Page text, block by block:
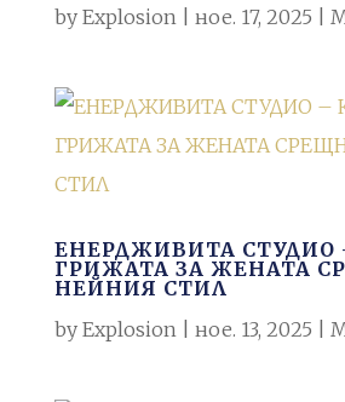
by Explosion| ное. 17, 2025
ЕНЕРДЖИВИТА СТУДИО
ГРИЖАТА ЗА ЖЕНАТА
НЕЙНИЯ СТИЛ
by Explosion| ное. 13, 2025